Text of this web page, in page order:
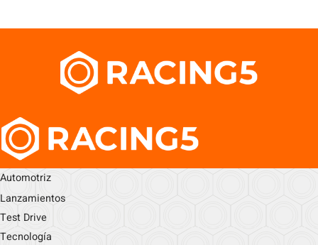
Automotriz
Lanzamientos
Test Drive
Tecnología